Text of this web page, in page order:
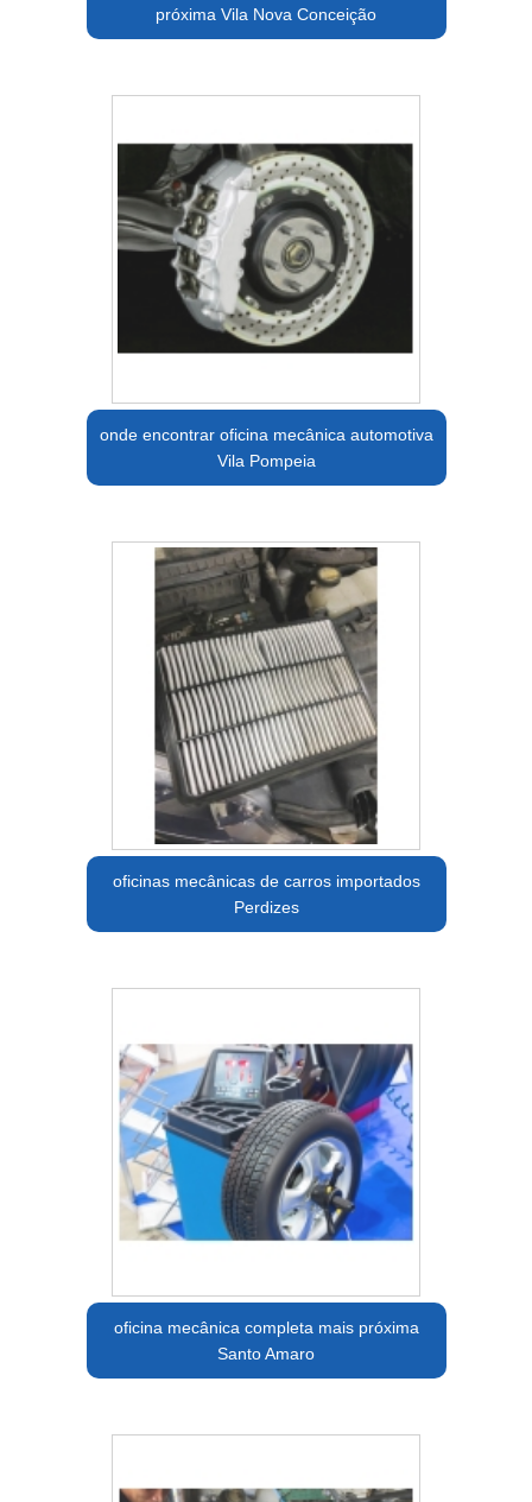
próxima Vila Nova Conceição
onde encontrar oficina mecânica automotiva
Vila Pompeia
oficinas mecânicas de carros importados
Perdizes
oficina mecânica completa mais próxima
Santo Amaro